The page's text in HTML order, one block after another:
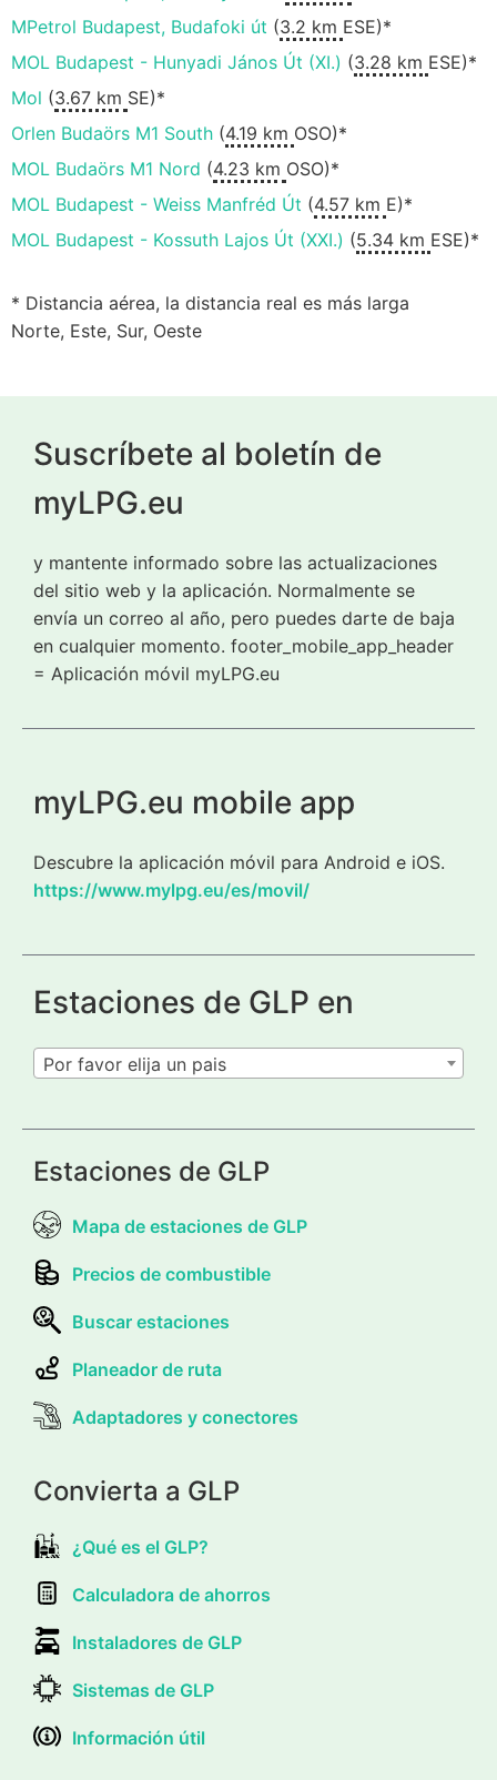
MPetrol Budapest, Budafoki út (3.2 km ESE)*
MOL Budapest - Hunyadi János Út (XI.) (3.28 km ESE)*
Mol (3.67 km SE)*
Orlen Budaörs M1 South (4.19 km OSO)*
MOL Budaörs M1 Nord (4.23 km OSO)*
MOL Budapest - Weiss Manfréd Út (4.57 km E)*
MOL Budapest - Kossuth Lajos Út (XXI.) (5.34 km ESE)*
* Distancia aérea, la distancia real es más larga
Norte, Este, Sur, Oeste
Suscríbete al boletín de
myLPG.eu
y mantente informado sobre las actualizaciones
del sitio web y la aplicación. Normalmente se
envía un correo al año, pero puedes darte de baja
en cualquier momento. footer_mobile_app_header
= Aplicación móvil myLPG.eu
myLPG.eu mobile app
Descubre la aplicación móvil para Android e iOS.
https://www.mylpg.eu/es/movil/
Estaciones de GLP en
Por favor elija un pais
Estaciones de GLP
Mapa de estaciones de GLP
Precios de combustible
Buscar estaciones
Planeador de ruta
Adaptadores y conectores
Convierta a GLP
¿Qué es el GLP?
Calculadora de ahorros
Instaladores de GLP
Sistemas de GLP
Información útil